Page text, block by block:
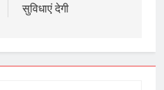
सुविधाएं देगी